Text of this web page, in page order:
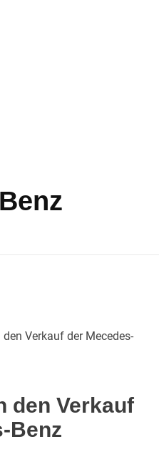
den Verkauf
Benz